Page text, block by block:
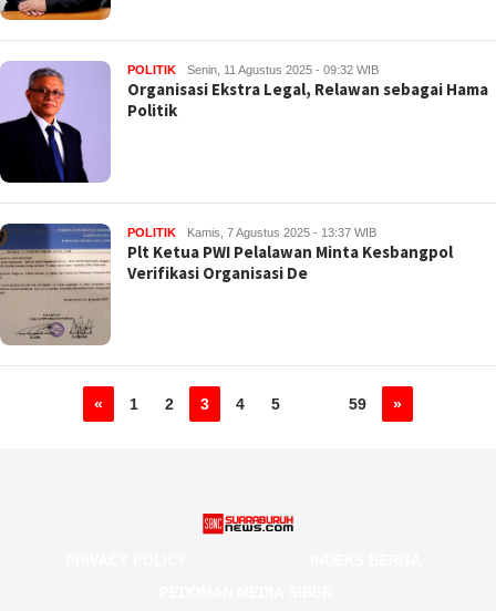
POLITIK Senin, 11 Agustus 2025 - 09:32 WIB
Organisasi Ekstra Legal, Relawan sebagai Hama
Politik
POLITIK Kamis, 7 Agustus 2025 - 13:37 WIB
Plt Ketua PWI Pelalawan Minta Kesbangpol
Verifikasi Organisasi De
« 1 2 3 4 5 59 »